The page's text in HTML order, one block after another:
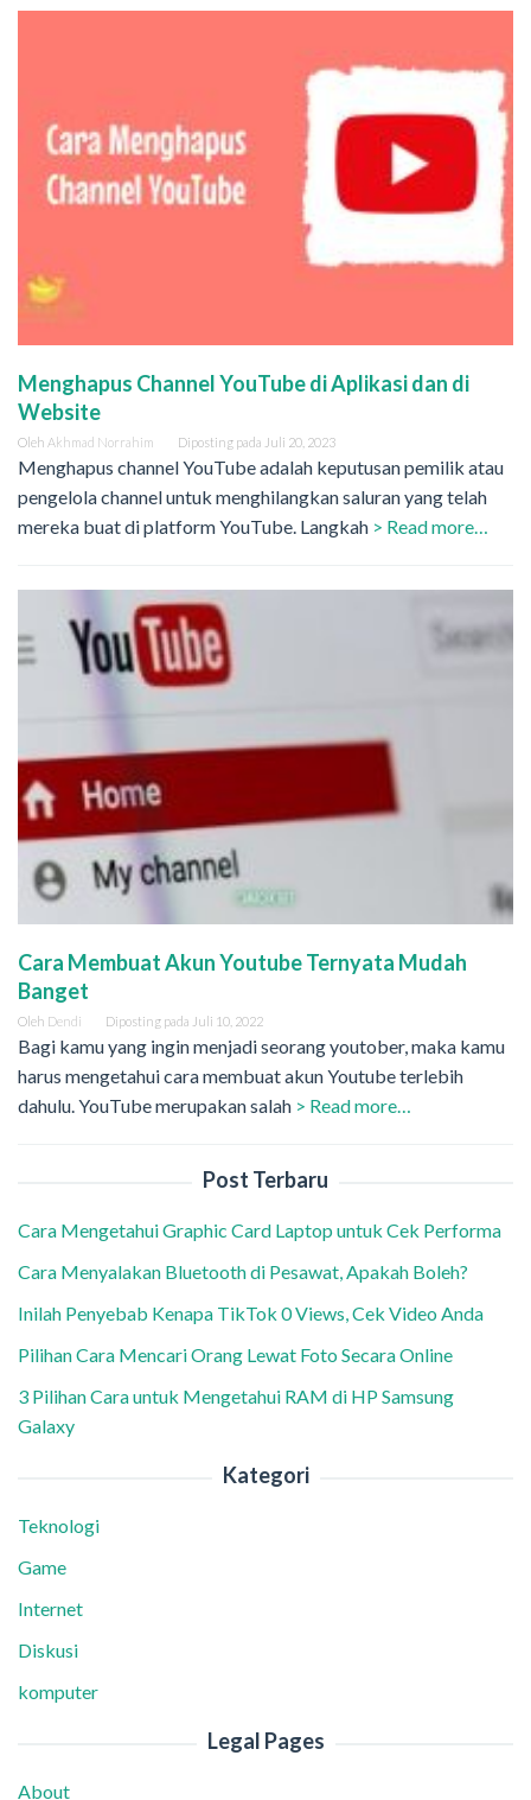
Menghapus Channel YouTube di Aplikasi dan di
Website
Oleh Akhmad Norrahim Diposting pada Juli 20, 2023
Menghapus channel YouTube adalah keputusan pemilik atau
pengelola channel untuk menghilangkan saluran yang telah
mereka buat di platform YouTube. Langkah > Read more…
Cara Membuat Akun Youtube Ternyata Mudah
Banget
Oleh Dendi Diposting pada Juli 10, 2022
Bagi kamu yang ingin menjadi seorang youtober, maka kamu
harus mengetahui cara membuat akun Youtube terlebih
dahulu. YouTube merupakan salah > Read more…
Post Terbaru
Cara Mengetahui Graphic Card Laptop untuk Cek Performa
Cara Menyalakan Bluetooth di Pesawat, Apakah Boleh?
Inilah Penyebab Kenapa TikTok 0 Views, Cek Video Anda
Pilihan Cara Mencari Orang Lewat Foto Secara Online
3 Pilihan Cara untuk Mengetahui RAM di HP Samsung
Galaxy
Kategori
Teknologi
Game
Internet
Diskusi
komputer
Legal Pages
About